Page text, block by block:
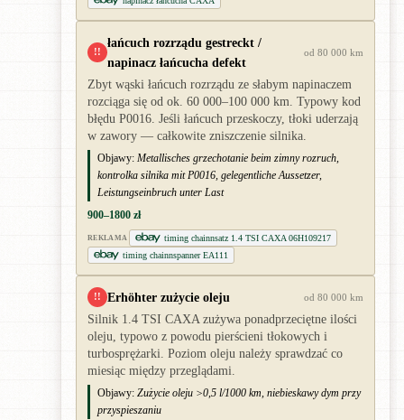
!!
łańcuch rozrządu gestreckt /
napinacz łańcucha defekt
od 80 000 km
Zbyt wąski łańcuch rozrządu ze słabym napinaczem
rozciąga się od ok. 60 000–100 000 km. Typowy kod
błędu P0016. Jeśli łańcuch przeskoczy, tłoki uderzają
w zawory — całkowite zniszczenie silnika.
Objawy: Metallisches grzechotanie beim zimny rozruch,
kontrolka silnika mit P0016, gelegentliche Aussetzer,
Leistungseinbruch unter Last
900–1800 zł
REKLAMA
timing chainnsatz 1.4 TSI CAXA 06H109217
timing chainnspanner EA111
!! Erhöhter zużycie oleju od 80 000 km
Silnik 1.4 TSI CAXA zużywa ponadprzeciętne ilości
oleju, typowo z powodu pierścieni tłokowych i
turbosprężarki. Poziom oleju należy sprawdzać co
miesiąc między przeglądami.
Objawy: Zużycie oleju >0,5 l/1000 km, niebieskawy dym przy
przyspieszaniu